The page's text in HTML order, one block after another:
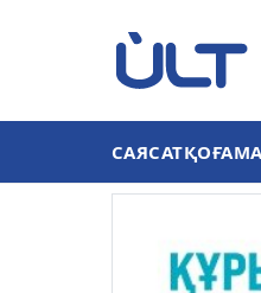
САЯСАТҚОҒАМ